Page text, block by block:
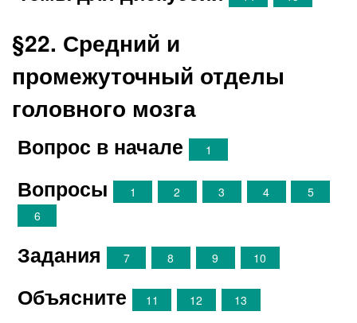
§22. Средний и
промежуточный отделы
головного мозга
Вопрос в начале 1
Вопросы 1 2 3 4
5
6
Задания 7 8 9 10
Объясните 11 12 13